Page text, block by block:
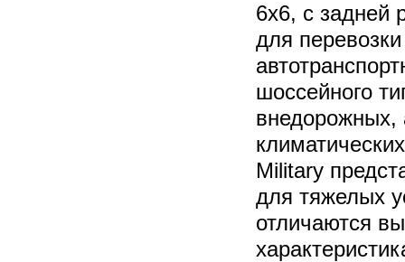
6х6, с задней
для
шоссейного
внедорожных,
Military
для тяжелых
отличаются